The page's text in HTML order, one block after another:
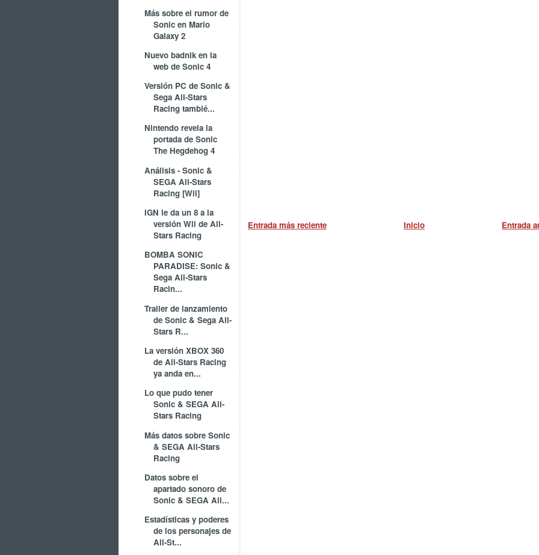
Más sobre el rumor de
Sonic en Mario
Galaxy 2
Nuevo badnik en la
web de Sonic 4
Versión PC de Sonic &
Sega All-Stars
Racing tambié...
Nintendo revela la
portada de Sonic
The Hegdehog 4
Análisis - Sonic &
SEGA All-Stars
Racing [Wii]
IGN le da un 8 a la
versión Wii de All-
Stars Racing
BOMBA SONIC
PARADISE: Sonic &
Sega All-Stars
Racin...
Trailer de lanzamiento
de Sonic & Sega All-
Stars R...
La versión XBOX 360
de All-Stars Racing
ya anda en...
Lo que pudo tener
Sonic & SEGA All-
Stars Racing
Más datos sobre Sonic
& SEGA All-Stars
Racing
Datos sobre el
apartado sonoro de
Sonic & SEGA All...
Estadísticas y poderes
de los personajes de
All-St...
Entrada más reciente Entrada
Inicio